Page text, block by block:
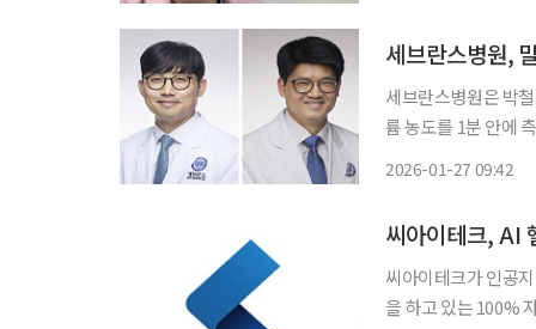
세브란스병원,
세브란스병원은 박
륨 농도를 1분 안에
2026-01-27 09:42
씨아이테크, AI
씨아이테크가 인공
을 하고 있는 100%